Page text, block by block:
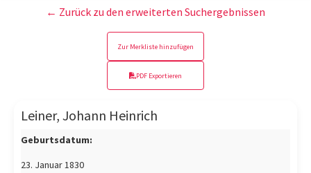
← Zurück zu den erweiterten Suchergebnissen
Zur Merkliste hinzufügen
PDF Exportieren
Leiner, Johann Heinrich
Geburtsdatum:
23. Januar 1830